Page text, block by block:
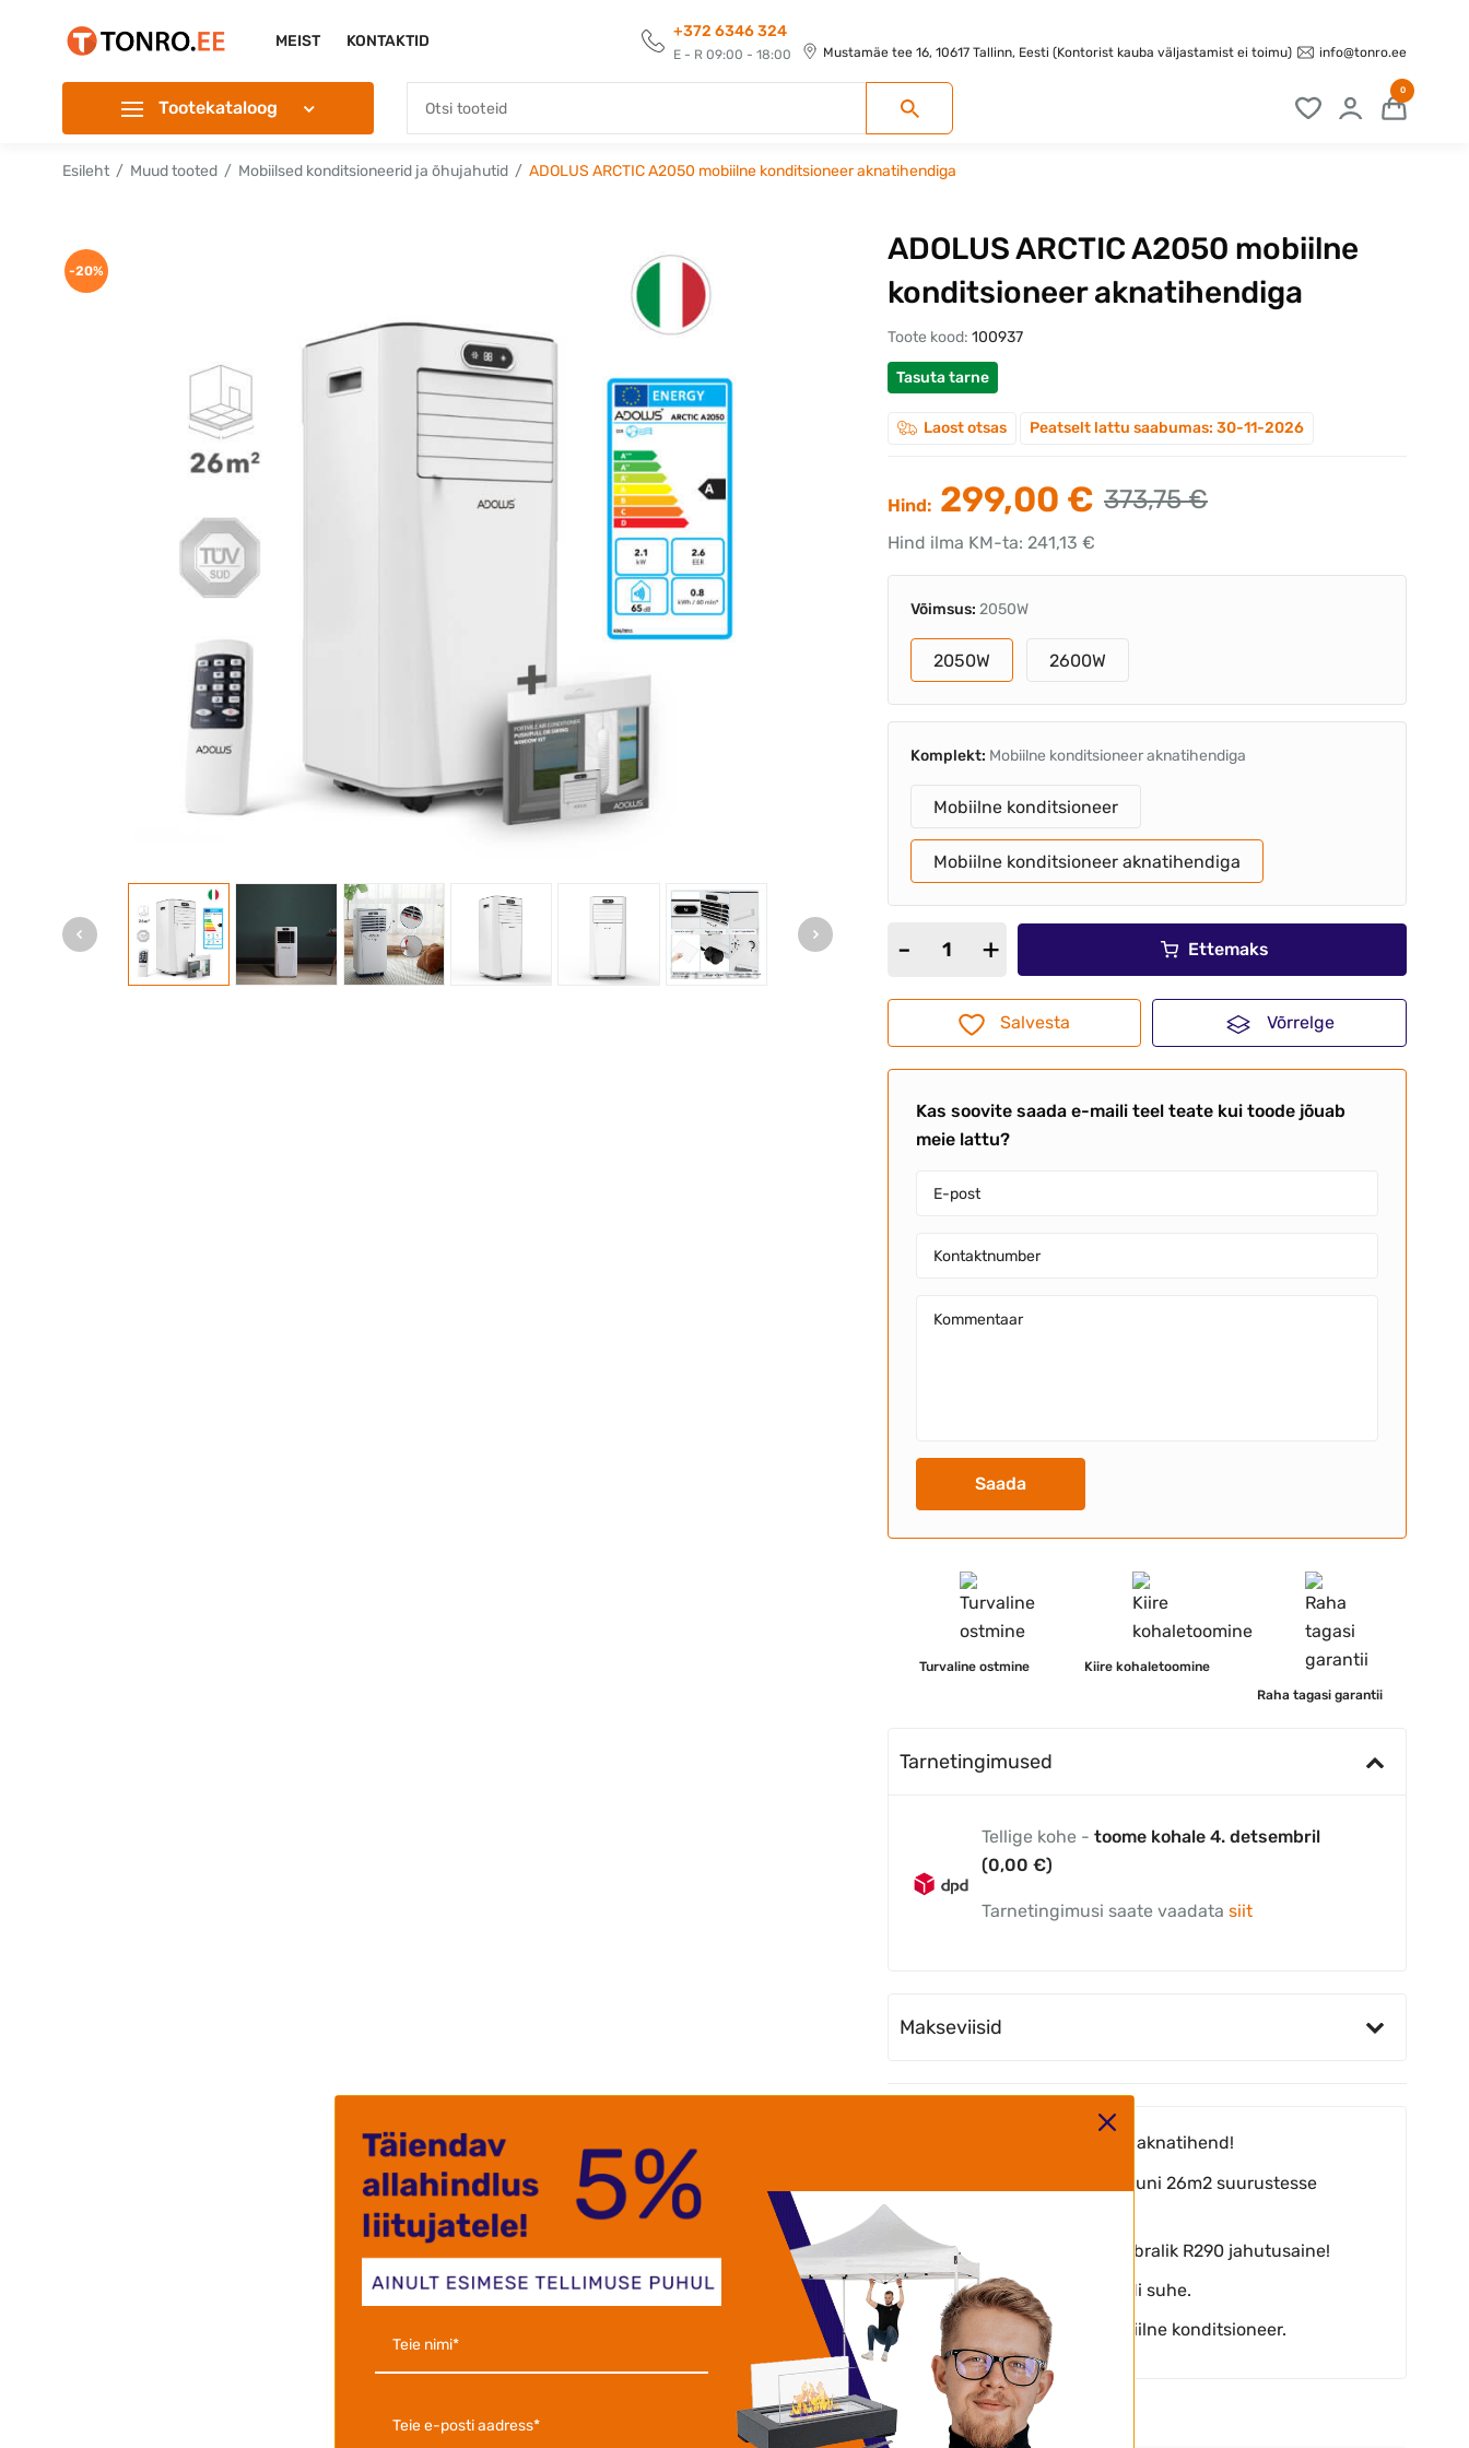
MEIST KONTAKTID
+372 6346 324
E - R 09:00 - 18:00 Mustamäe tee 16, 10617 Tallinn, Eesti (Kontorist kauba väljastamist ei toimu) info@tonro.ee
Tootekataloog
0
Esileht Muud tooted Mobiilsed konditsioneerid ja õhujahutid ADOLUS ARCTIC A2050 mobiilne konditsioneer aknatihendiga
-20%
ADOLUS ARCTIC A2050 mobiilne
konditsioneer aknatihendiga
Toote kood: 100937
Tasuta tarne
Laost otsas Peatselt lattu saabumas: 30-11-2026
Hind: 299,00 € 373,75 €
Hind ilma KM-ta: 241,13 €
Võimsus: 2050W
2050W 2600W
Komplekt: Mobiilne konditsioneer aknatihendiga
Mobiilne konditsioneer
Mobiilne konditsioneer aknatihendiga
Ettemaks
Salvesta Võrrelge
Kas soovite saada e-maili teel teate kui toode jõuab
meie lattu?
Saada
Turvaline ostmine
Kiire kohaletoomine
Raha tagasi garantii
Tarnetingimused
Tellige kohe -toome kohale 4. detsembril
(0,00 €)
Tarnetingimusi saate vaadatasiit
Makseviisid
Komplektis on kaasas aknatihend!
Sobib suurepäraselt kuni 26m2 suurustesse
Tõhus ja keskkonnasõbralik R290 jahutusaine!
Hea hinna ja kvaliteedi suhe.
Tippkvaliteediga mobiilne konditsioneer.
Meie klientide arvustused